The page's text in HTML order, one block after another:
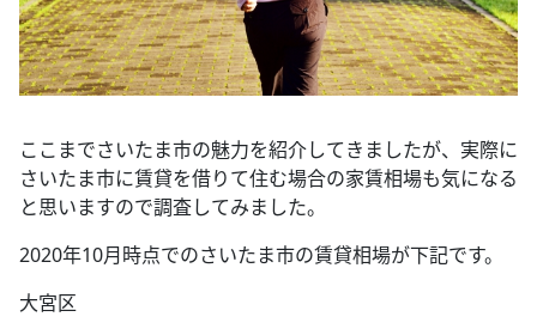
ここまでさいたま市の魅力を紹介してきましたが、実際に
さいたま市に賃貸を借りて住む場合の家賃相場も気になる
と思いますので調査してみました。
2020年10月時点でのさいたま市の賃貸相場が下記です。
大宮区